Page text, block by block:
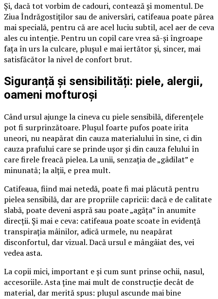
Și, dacă tot vorbim de cadouri, contează și momentul. De
Ziua Îndrăgostiților sau de aniversări, catifeaua poate părea
mai specială, pentru că are acel luciu subtil, acel aer de ceva
ales cu intenție. Pentru un copil care vrea să-și îngroape
fața în urs la culcare, plușul e mai iertător și, sincer, mai
satisfăcător la nivel de confort brut.
Siguranță și sensibilități: piele, alergii,
oameni mofturoși
Când ursul ajunge la cineva cu piele sensibilă, diferențele
pot fi surprinzătoare. Plușul foarte pufos poate irita
uneori, nu neapărat din cauza materialului în sine, ci din
cauza prafului care se prinde ușor și din cauza felului în
care firele freacă pielea. La unii, senzația de „gâdilat” e
minunată; la alții, e prea mult.
Catifeaua, fiind mai netedă, poate fi mai plăcută pentru
pielea sensibilă, dar are propriile capricii: dacă e de calitate
slabă, poate deveni aspră sau poate „agăța” în anumite
direcții. Și mai e ceva: catifeaua poate scoate în evidență
transpirația mâinilor, adică urmele, nu neapărat
disconfortul, dar vizual. Dacă ursul e mângâiat des, vei
vedea asta.
La copii mici, important e și cum sunt prinse ochii, nasul,
accesoriile. Asta ține mai mult de construcție decât de
material, dar merită spus: plușul ascunde mai bine